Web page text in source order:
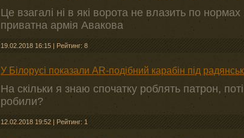
Це взагалі ні в які ворота не влазить по
приватна армія Авакова
19.02.2018 16:15 | Рейтинг: 8
У Білорусі показали AR-подібний карабін під
На скільки я знаю спочатку роблять патрон,
робили?
12.02.2018 19:52 | Рейтинг: 1